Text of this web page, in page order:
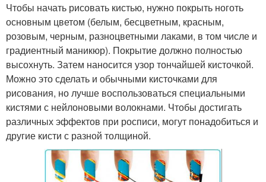
Чтобы начать рисовать кистью, нужно покрыть ноготь
основным цветом (белым, бесцветным, красным,
розовым, черным, разноцветными лаками, в том числе и
градиентный маникюр). Покрытие должно полностью
высохнуть. Затем наносится узор тончайшей кисточкой.
Можно это сделать и обычными кисточками для
рисования, но лучше воспользоваться специальными
кистями с нейлоновыми волокнами. Чтобы достигать
различных эффектов при росписи, могут понадобиться и
другие кисти с разной толщиной.